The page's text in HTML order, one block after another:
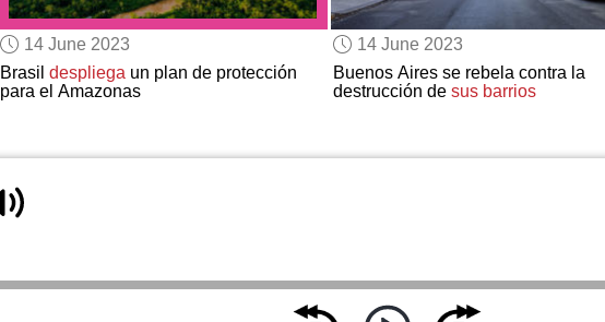
14 June 2023
Brasil despliegaun plan de protección
para el Amazonas
14 June 2023
Buenos Aires se rebela contra la
destrucción de sus barrios